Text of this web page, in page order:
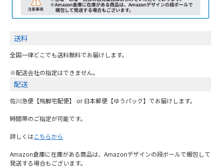
送料
全国一律どこでも送料無料でお届けします。
※配送会社の指定はできません。
配送
佐川急便【飛脚宅配便】 or 日本郵便【ゆうパック】でお届けします。
時間帯のご指定が可能です。
詳しくはこちらから
Amazon倉庫に在庫がある商品は、Amazonデザインの段ボールで梱包して
発送する場合もございます。